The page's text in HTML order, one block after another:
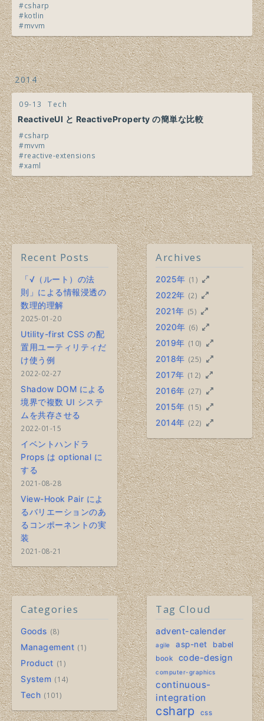
csharp
kotlin
mvvm
2014
09-13 Tech
ReactiveUI と ReactiveProperty の簡単な比較
csharp
mvvm
reactive-extensions
xaml
Recent Posts
「√（ルート）の法
則」による情報浸透の
数理的理解
2025-01-20
Utility-first CSS の配
置用ユーティリティだ
け使う例
2022-02-27
Shadow DOM による
境界で複数 UI システ
ムを共存させる
2022-01-15
イベントハンドラ
Props は optional に
する
2021-08-28
View-Hook Pair によ
るバリエーションのあ
るコンポーネントの実
装
2021-08-21
Archives
2025年 (1)
2022年 (2)
2021年 (5)
2020年 (6)
2019年 (10)
2018年 (25)
2017年 (12)
2016年 (27)
2015年 (15)
2014年 (22)
Categories
Goods 8
Management 1
Product 1
System 14
Tech 101
Tag Cloud
advent-calender
agile asp-net babel
book code-design
computer-graphics
continuous-
integration
csharp css